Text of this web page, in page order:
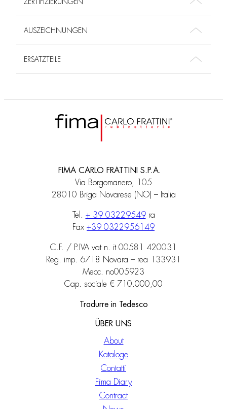
ZERTIFIZIERUNGEN
AUSZEICHNUNGEN
ERSATZTEILE
FIMA CARLO FRATTINI S.P.A.
Via Borgomanero, 105
28010 Briga Novarese (NO) – Italia
Tel. + 39 03229549ra
Fax +39 0322956149
C.F. / P.IVA vat n. it 00581 420031
Reg. imp. 6718 Novara – rea 133931
Mecc. no005923
Cap. sociale € 710.000,00
Tradurre in Tedesco
ÜBER UNS
About
Kataloge
Contatti
Fima Diary
Contract